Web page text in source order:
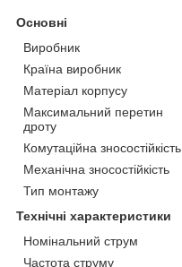
Основні
Виробник
Країна виробник
Матеріал корпусу
Максимальний перетин
дроту
Комутаційна зносостійкість
Механічна зносостійкість
Тип монтажу
Технічні характеристики
Номінальний струм
Частота струму